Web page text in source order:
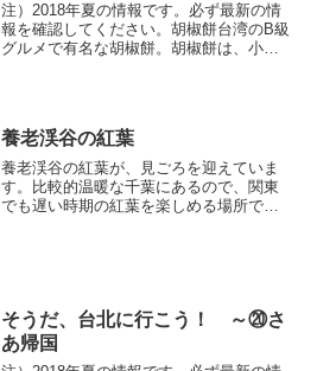
注）2018年夏の情報です。必ず最新の情
報を確認してください。胡椒餅台湾のB級
グルメで有名な胡椒餅。胡椒餅は、小麦
のナンの窯のように...
養老渓谷の紅葉
養老渓谷の紅葉が、見ごろを迎えていま
す。比較的温暖な千葉にあるので、関東
でも遅い時期の紅葉を楽しめる場所で
そうだ、台北に行こう！ ～⑳さ
あ帰国